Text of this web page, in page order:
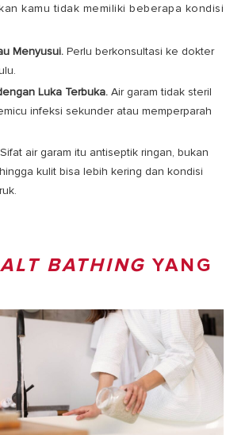
kamu tidak memiliki beberapa kondisi
Menyusui. Perlu berkonsultasi ke dokter
Luka Terbuka. Air garam tidak steril
infeksi sekunder atau memperparah
Sifat air garam itu antiseptik ringan, bukan
kulit bisa lebih kering dan kondisi
BATHING YANG